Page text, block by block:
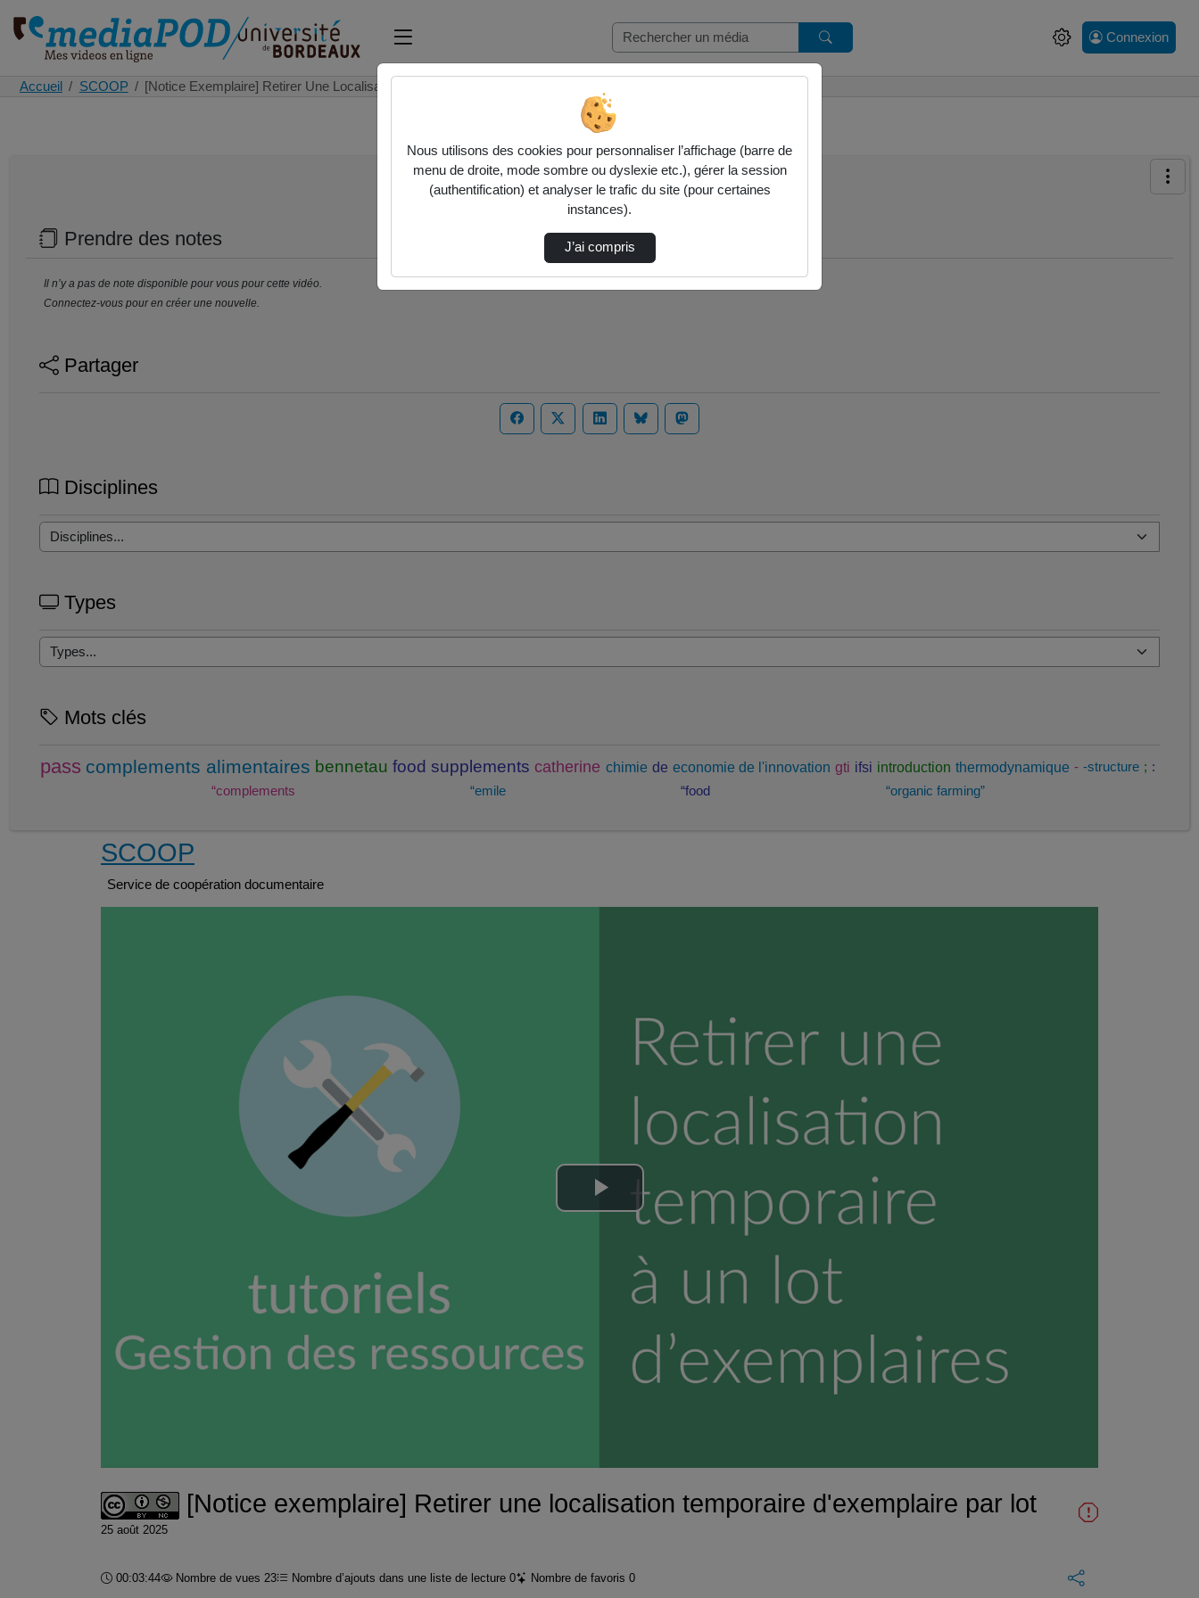
Connexion
Accueil SCOOP [Notice Exemplaire] Retirer Une Localisation…
Prendre des notes
Il n’y a pas de note disponible pour vous pour cette vidéo.
Connectez-vous pour en créer une nouvelle.
Partager
Disciplines
Types
Mots clés
pass complements alimentaires bennetau food supplements catherine chimie de economie de l'innovation gti ifsi introduction thermodynamique - -structure ; :
“complements
“emile “food “organic farming”
SCOOP
Service de coopération documentaire
Lire
vidéo
[Notice exemplaire] Retirer une localisation temporaire d'exemplaire par lot
25 août 2025
Durée :
00:03:44 Nombre de vues 23 Nombre d’ajouts dans une liste de lecture 0 Nombre de favoris 0
Nous utilisons des cookies pour personnaliser l’affichage (barre de
menu de droite, mode sombre ou dyslexie etc.), gérer la session
(authentification) et analyser le trafic du site (pour certaines
instances).
J’ai compris